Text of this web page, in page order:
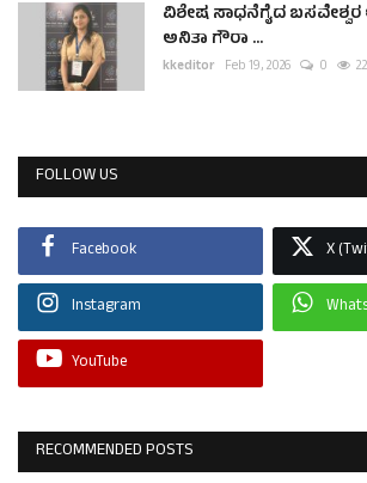
ವಿಶೇಷ ಸಾಧನೆಗೈದ ಬಸವೇಶ್ವರ
ಅನಿತಾ ಗೌರಾ ...
kkeditor Feb 19, 2026 0
FOLLOW US
Facebook X
Instagram
YouTube
RECOMMENDED POSTS